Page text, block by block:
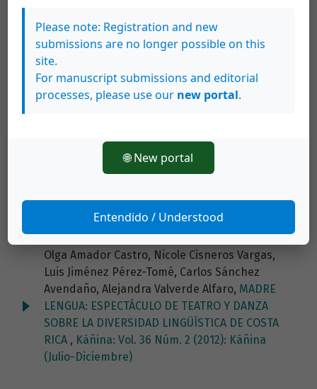
(Julio-Diciembre)
Carlos Sánchez Avendaño,
Cristóbal Colón: ¿anacronismo o
retradicionalización? ,Káñina: Vol. 44 Núm. 1
Carlos Sánchez Avendaño,El español hablado
por los Malecus: Caracterización general y
Olga Amador Castro, Nicole Cisneros Vargas,
Luis Jiménez Pérez-Tomé, Carlos Sánchez
Avendaño, Alejandra Valverde Alfaro, MADRE
LENGUA: ESPECTÁCULO DE TEATRO Y DANZA
SOBRE LA DIVERSIDAD LINGÜÍSTICA DE COSTA
RICA , Káñina: Vol. 36 Núm. 2 (2012): Káñina
(Julio-Diciembre)
Please note: Registration and new
submissions are no longer possible on this
site.
For manuscript submissions and editorial
processes, please use our new portal.
🌐 New portal
Entendido / Understood